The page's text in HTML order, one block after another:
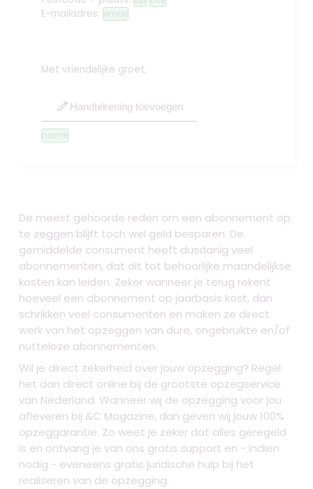
E-mailadres: email
Met vriendelijke groet,
edit Handtekening toevoegen
name
De meest gehoorde reden om een abonnement op
te zeggen blijft toch wel geld besparen. De
gemiddelde consument heeft dusdanig veel
abonnementen, dat dit tot behoorlijke maandelijkse
kosten kan leiden. Zeker wanneer je terug rekent
hoeveel een abonnement op jaarbasis kost, dan
schrikken veel consumenten en maken ze direct
werk van het opzeggen van dure, ongebruikte en/of
nutteloze abonnementen.
Wil je direct zekerheid over jouw opzegging? Regel
het dan direct online bij de grootste opzegservice
van Nederland. Wanneer wij de opzegging voor jou
afleveren bij &C Magazine, dan geven wij jouw 100%
opzeggarantie. Zo weet je zeker dat alles geregeld
is en ontvang je van ons gratis support en - indien
nodig - eveneens gratis juridische hulp bij het
realiseren van de opzegging.